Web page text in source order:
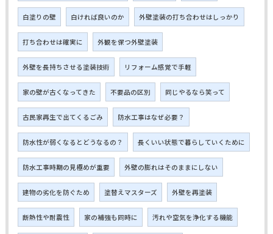
白塗りの壁 白ければ良いのか 外壁塗装の打ち合わせはしっかり
打ち合わせは確実に 外観を保つ外壁塗装
外壁を長持ちさせる塗装技術 リフォーム感覚で手軽
家の壁が古くなってきた 不要品の区別 同じやるなら笑って
古民家再生で出てくるごみ 防水工事はなぜ必要？
防水性が弱くなるとどうなるの？ 長くいい状態で暮らしていくために
防水工事時期の見極めが重要 外壁の膨れはそのままにしない
建物の劣化を防ぐため 塗替えマスターズ 外壁を再塗装
断熱性や耐震性 家の補強も同時に 汚れや空気を浄化する機能